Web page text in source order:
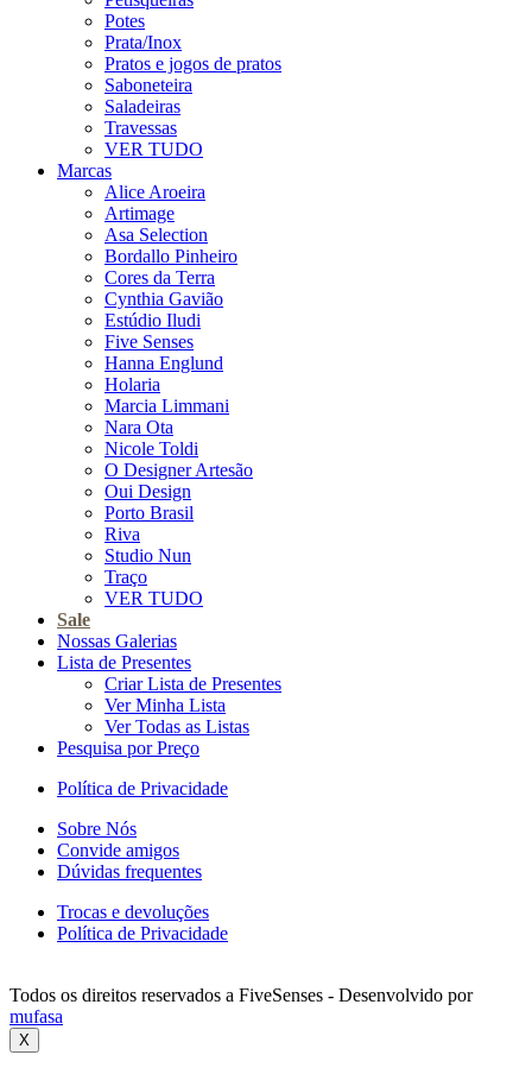
Potes
Prata/Inox
Pratos e jogos de pratos
Saboneteira
Saladeiras
Travessas
VER TUDO
Marcas
Alice Aroeira
Artimage
Asa Selection
Bordallo Pinheiro
Cores da Terra
Cynthia Gavião
Estúdio Iludi
Five Senses
Hanna Englund
Holaria
Marcia Limmani
Nara Ota
Nicole Toldi
O Designer Artesão
Oui Design
Porto Brasil
Riva
Studio Nun
Traço
VER TUDO
Sale
Nossas Galerias
Lista de Presentes
Criar Lista de Presentes
Ver Minha Lista
Ver Todas as Listas
Pesquisa por Preço
Política de Privacidade
Sobre Nós
Convide amigos
Dúvidas frequentes
Trocas e devoluções
Política de Privacidade
Todos os direitos reservados a FiveSenses - Desenvolvido por
mufasa
X